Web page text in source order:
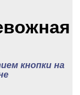
кнопки на